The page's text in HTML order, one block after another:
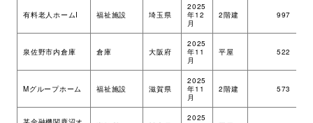
環境・社会への取り組み
モッケン便り
有料老人ホームI 福祉施設 埼玉県
2025
年12
月
2階建 997
泉佐野市内倉庫 倉庫 大阪府
2025
年11
月
平屋 522
Mグループホーム 福祉施設 滋賀県
2025
年11
月
2階建 573
2025